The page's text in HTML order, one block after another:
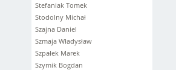
Stefaniak Tomek
Stodolny Michał
Szajna Daniel
Szmaja Władysław
Szpałek Marek
Szymik Bogdan